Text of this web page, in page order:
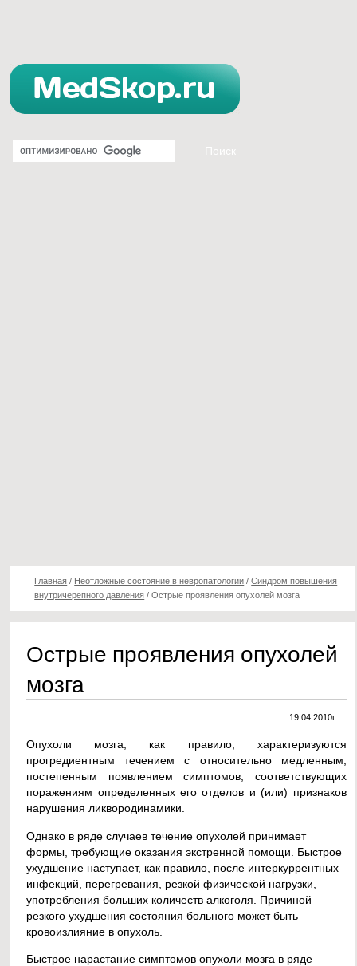
Главная / Неотложные состояние в невропатологии /Синдром повышения
внутричерепного давления /Острые проявления опухолей мозга
Острые проявления опухолей
мозга
19.04.2010г.
Опухоли мозга, как правило, характеризуются
прогредиентным течением с относительно медленным,
постепенным появлением симптомов, соответствующих
поражениям определенных его отделов и (или) признаков
нарушения ликвородинамики.
Однако в ряде случаев течение опухолей принимает
формы, требующие оказания экстренной помощи. Быстрое
ухудшение наступает, как правило, после интеркуррентных
инфекций, перегревания, резкой физической нагрузки,
употребления больших количеств алкоголя. Причиной
резкого ухудшения состояния больного может быть
кровоизлияние в опухоль.
Быстрое нарастание симптомов опухоли мозга в ряде